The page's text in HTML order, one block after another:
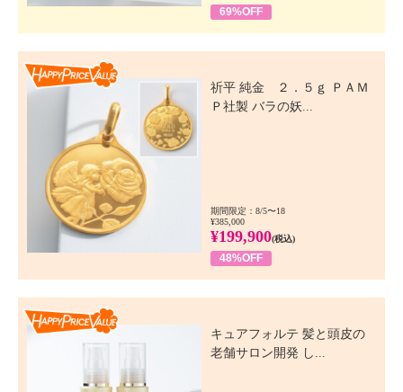
69%OFF
祈平 純金 ２．５ｇ ＰＡＭ
Ｐ社製 バラの妖...
期間限定：8/5〜18
¥385,000
¥199,900(税込)
48%OFF
キュアフォルテ 髪と頭皮の
老舗サロン開発 し...